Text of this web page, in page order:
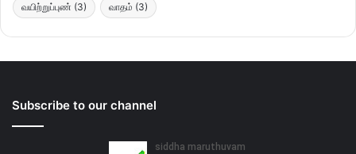
வயிற்றுப்புண் (3) வாதம் (3)
Subscribe to our channel